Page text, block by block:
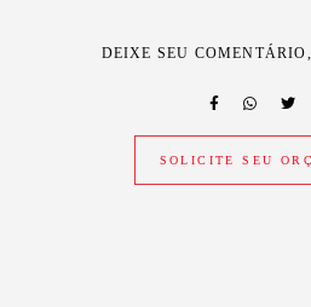
DEIXE SEU
SOLICITE SEU